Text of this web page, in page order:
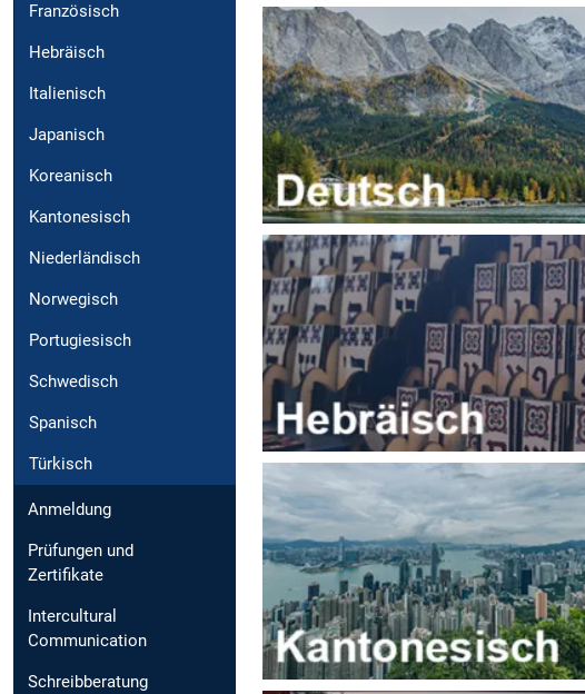
Französisch
Hebräisch
Italienisch
Japanisch
Koreanisch
Kantonesisch
Niederländisch
Norwegisch
Portugiesisch
Schwedisch
Spanisch
Türkisch
Anmeldung
Prüfungen und
Zertifikate
Intercultural
Communication
Schreibberatung